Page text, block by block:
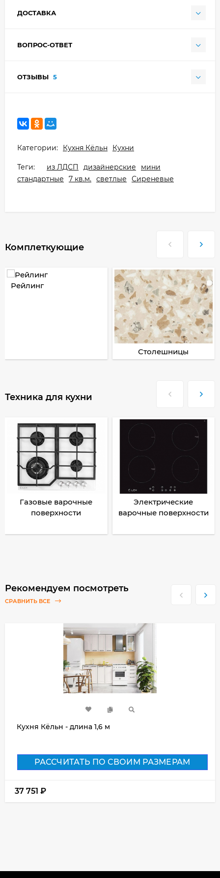
ДОСТАВКА
ВОПРОС-ОТВЕТ
ОТЗЫВЫ 5
Категории: Кухня Кёльн Кухни
Теги: из ЛДСП дизайнерские
мини
стандартные
7 кв.м. светлые Сиреневые
Комплеткующие
Рейлинг
Столешницы
Техника для кухни
Газовые варочные
поверхности
Электрические
варочные поверхности
Рекомендуем посмотреть
СРАВНИТЬ ВСЕ
Кухня Кёльн - длина 1,6 м
РАССЧИТАТЬ ПО СВОИМ РАЗМЕРАМ
37 751 ₽